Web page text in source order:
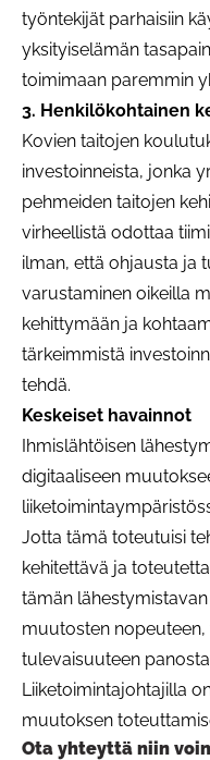
työntekijät parhaisiin
yksityiselämän
toimimaan paremmin
3. Henkilökohtainen
Kovien taitojen
investoinneista, jonka
pehmeiden taitojen
virheellistä odottaa
ilman, että ohjausta ja
varustaminen oikeilla
kehittymään ja
tärkeimmistä
tehdä.
Keskeiset havainnot
Ihmislähtöisen
digitaaliseen
Jotta tämä toteutuisi
kehitettävä ja
tämän lähestymistavan
muutosten
tulevaisuuteen
Liiketoimintajohtajilla
muutoksen
Ota yhteyttä niin